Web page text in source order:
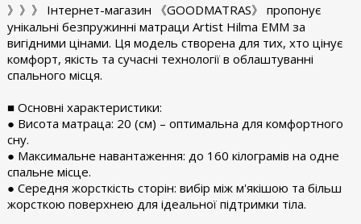
》》》 Інтернет-магазин 《GOODMATRAS》 пропонує
унікальні безпружинні матраци Artist Hilma EMM за
вигідними цінами. Ця модель створена для тих, хто цінує
комфорт, якість та сучасні технології в облаштуванні
спального місця.
■ Основні характеристики:
● Висота матраца: 20 (см) – оптимальна для комфортного
сну.
● Максимальне навантаження: до 160 кілограмів на одне
спальне місце.
● Середня жорсткість сторін: вибір між м'якішою та більш
жорсткою поверхнею для ідеальної підтримки тіла.